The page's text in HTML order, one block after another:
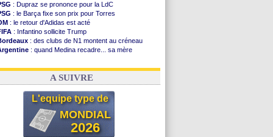
: Dupraz se prononce pour la LdC
: le Barça fixe son prix pour Torres
: le retour d'Adidas est acté
: Infantino sollicite Trump
: des clubs de N1 montent au créneau
: quand Medina recadre... sa mère
: Paixão attire un 2e club anglais
A SUIVRE
L'equipe type de
MONDIAL
2026